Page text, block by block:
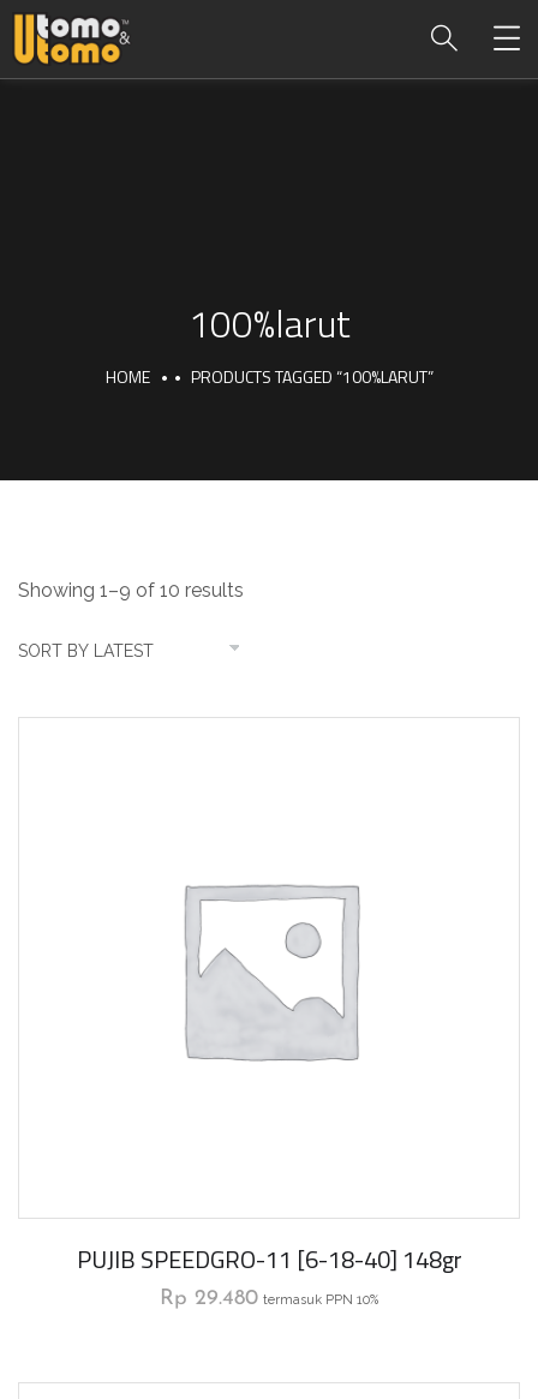
100%larut
HOME PRODUCTS TAGGED “100%LARUT”
Showing 1–9 of 10 results
PUJIB SPEEDGRO-11 [6-18-40] 148gr
Rp 29.480 termasuk PPN 10%